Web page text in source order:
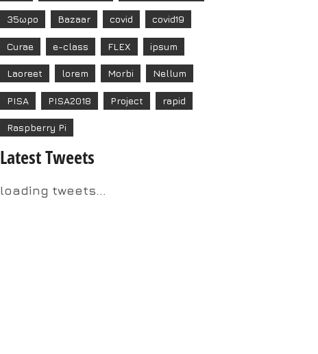
35ωρο Bazaar covid covid19
Curae e-class FLEX ipsum
Laoreet lorem Morbi Nellum
PISA PISA2018 Project rapid
Raspberry Pi
Latest Tweets
loading tweets...